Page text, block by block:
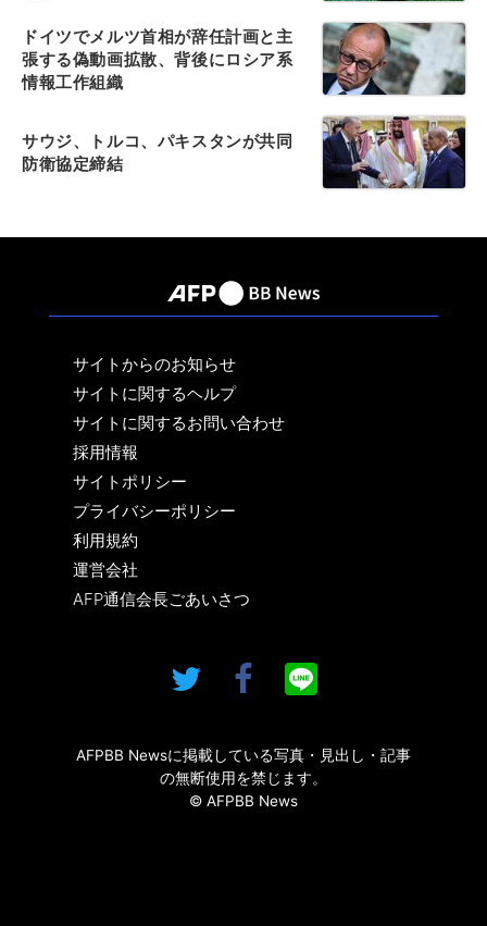
ドイツでメルツ首相が辞任計画と主
張する偽動画拡散、背後にロシア系
情報工作組織
サウジ、トルコ、パキスタンが共同
防衛協定締結
サイトからのお知らせ
サイトに関するヘルプ
サイトに関するお問い合わせ
採用情報
サイトポリシー
プライバシーポリシー
利用規約
運営会社
AFP通信会長ごあいさつ
AFPBB Newsに掲載している写真・見出し・記事
の無断使用を禁じます。
© AFPBB News